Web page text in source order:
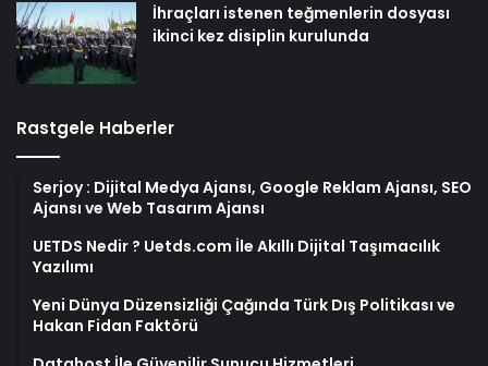
İhraçları istenen teğmenlerin dosyası
ikinci kez disiplin kurulunda
Rastgele Haberler
Serjoy : Dijital Medya Ajansı, Google Reklam Ajansı, SEO
Ajansı ve Web Tasarım Ajansı
UETDS Nedir ? Uetds.com İle Akıllı Dijital Taşımacılık
Yazılımı
Yeni Dünya Düzensizliği Çağında Türk Dış Politikası ve
Hakan Fidan Faktörü